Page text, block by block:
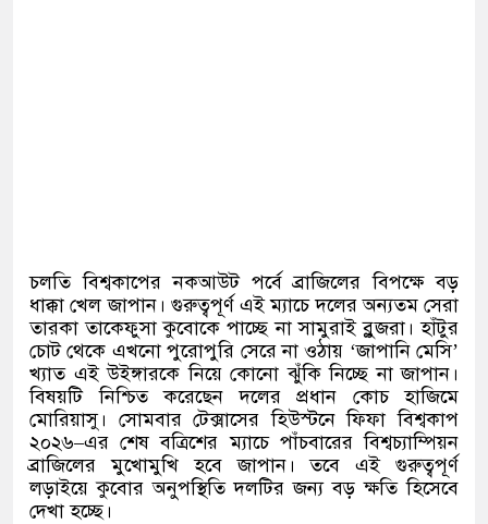
চলতি বিশ্বকাপের নকআউট পর্বে ব্রাজিলের বিপক্ষে বড়
ধাক্কা খেল জাপান। গুরুত্বপূর্ণ এই ম্যাচে দলের অন্যতম সেরা
তারকা তাকেফুসা কুবোকে পাচ্ছে না সামুরাই ব্লুজরা। হাঁটুর
চোট থেকে এখনো পুরোপুরি সেরে না ওঠায় ‘জাপানি মেসি’
খ্যাত এই উইঙ্গারকে নিয়ে কোনো ঝুঁকি নিচ্ছে না জাপান।
বিষয়টি নিশ্চিত করেছেন দলের প্রধান কোচ হাজিমে
মোরিয়াসু। সোমবার টেক্সাসের হিউস্টনে ফিফা বিশ্বকাপ
২০২৬–এর শেষ বত্রিশের ম্যাচে পাঁচবারের বিশ্বচ্যাম্পিয়ন
ব্রাজিলের মুখোমুখি হবে জাপান। তবে এই গুরুত্বপূর্ণ
লড়াইয়ে কুবোর অনুপস্থিতি দলটির জন্য বড় ক্ষতি হিসেবে
দেখা হচ্ছে।